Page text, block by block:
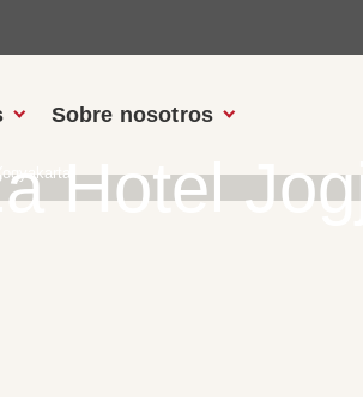
Sobre nosotros
Hotel